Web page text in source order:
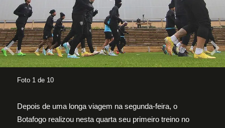
Foto 1 de 10
Depois de uma longa viagem na segunda-feira, o
Botafogo realizou nesta quarta seu primeiro treino no